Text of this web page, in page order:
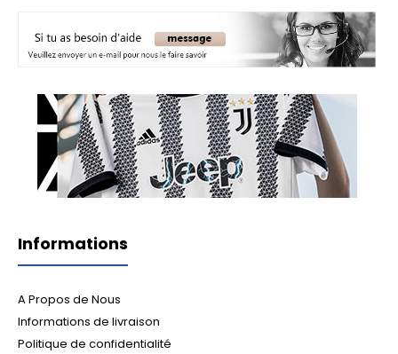
Informations
A Propos de Nous
Informations de livraison
Politique de confidentialité